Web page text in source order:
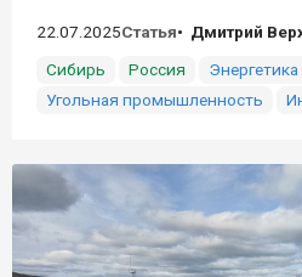
22.07.2025Статья
Дмитрий
Сибирь
Россия
Энергетика
Угольная промышленность